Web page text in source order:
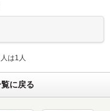
は1人
に戻る